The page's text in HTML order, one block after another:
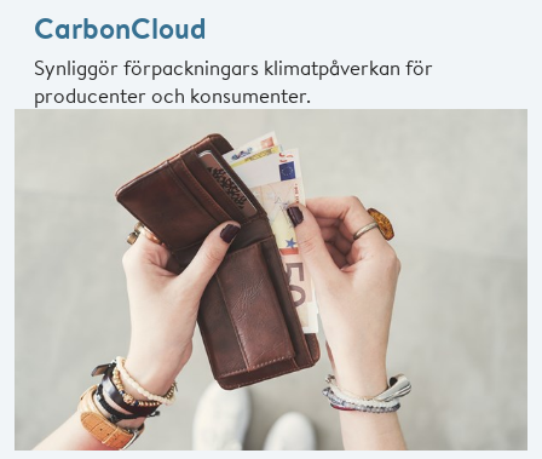
CarbonCloud
Synliggör förpackningars klimatpåverkan för
producenter och konsumenter.